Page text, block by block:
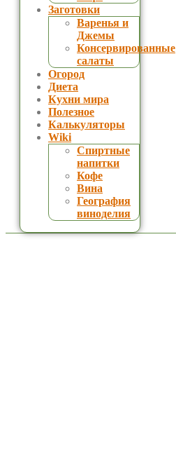
Заготовки
Варенья и
Джемы
Консервированные
салаты
Огород
Диета
Кухни мира
Полезное
Калькуляторы
Wiki
Спиртные
напитки
Кофе
Вина
География
виноделия